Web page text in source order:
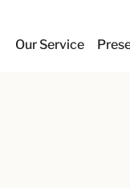
Our Service